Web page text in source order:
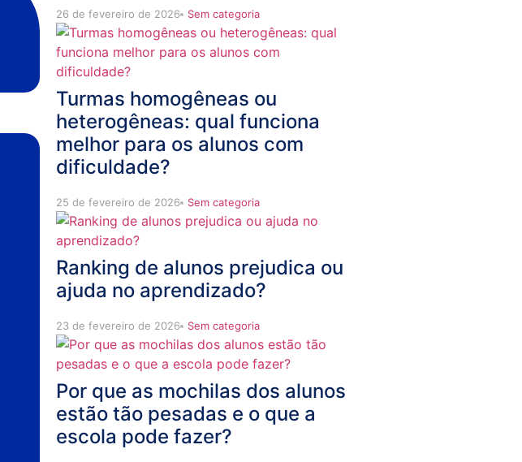
26 de fevereiro de 2026 Sem categoria
Turmas homogêneas ou
heterogêneas: qual funciona
melhor para os alunos com
dificuldade?
25 de fevereiro de 2026 Sem categoria
Ranking de alunos prejudica ou
ajuda no aprendizado?
23 de fevereiro de 2026 Sem categoria
Por que as mochilas dos alunos
estão tão pesadas e o que a
escola pode fazer?